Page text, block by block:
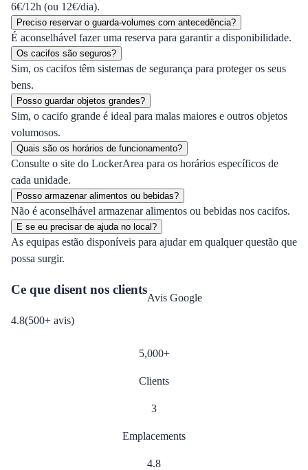
6€/12h (ou 12€/dia).
Preciso reservar o guarda-volumes com antecedência?
É aconselhável fazer uma reserva para garantir a disponibilidade.
Os cacifos são seguros?
Sim, os cacifos têm sistemas de segurança para proteger os seus
bens.
Posso guardar objetos grandes?
Sim, o cacifo grande é ideal para malas maiores e outros objetos
volumosos.
Quais são os horários de funcionamento?
Consulte o site do LockerArea para os horários específicos de
cada unidade.
Posso armazenar alimentos ou bebidas?
Não é aconselhável armazenar alimentos ou bebidas nos cacifos.
E se eu precisar de ajuda no local?
As equipas estão disponíveis para ajudar em qualquer questão que
possa surgir.
Ce que disent nos clients
4.8(500+ avis)
Avis Google
5,000+
Clients
3
Emplacements
4.8